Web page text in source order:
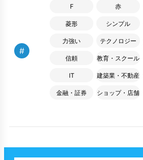
#
F 赤
菱形 シンプル
力強い テクノロジー
信頼
教育・スクール
IT 建築業・不動産
金融・証券 ショップ・店舗